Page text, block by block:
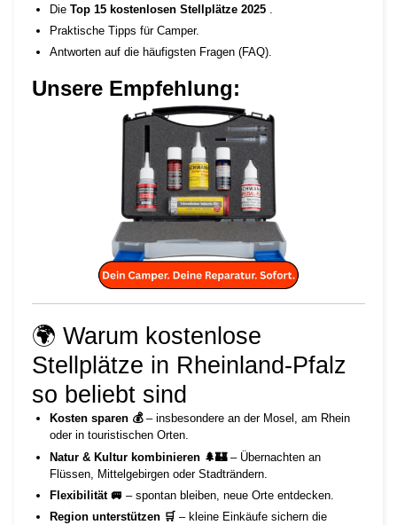
Die Top 15 kostenlosen Stellplätze 2025
Praktische Tipps für Camper.
Antworten auf die häufigsten Fragen (FAQ).
Unsere Empfehlung:
🌍 Warum kostenlose
Stellplätze in Rheinland-Pfalz
so beliebt sind
Kosten sparen 💰– insbesondere an der Mosel, am Rhein
oder in touristischen Orten.
Natur & Kultur kombinieren 🌲🏰– Übernachten an
Flüssen, Mittelgebirgen oder Stadträndern.
Flexibilität 🚐 – spontan bleiben, neue Orte entdecken.
Region unterstützen 🛒 – kleine Einkäufe sichern die